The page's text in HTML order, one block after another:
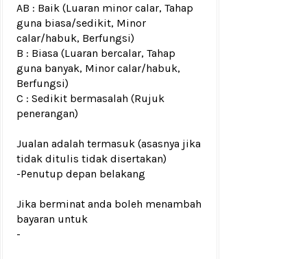
AB : Baik (Luaran minor calar, Tahap
guna biasa/sedikit, Minor
calar/habuk, Berfungsi)
B : Biasa (Luaran bercalar, Tahap
guna banyak, Minor calar/habuk,
Berfungsi)
C : Sedikit bermasalah (Rujuk
penerangan)
Jualan adalah termasuk (asasnya jika
tidak ditulis tidak disertakan)
-Penutup depan belakang
Jika berminat anda boleh menambah
bayaran untuk
-